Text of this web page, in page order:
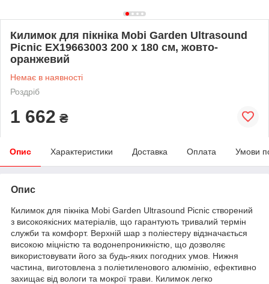
Килимок для пікніка Mobi Garden Ultrasound
Picnic EX19663003 200 х 180 см, жовто-
оранжевий
Немає в наявності
Роздріб
1 662 ₴
Опис Характеристики Доставка Оплата Умови
Опис
Килимок для пікніка Mobi Garden Ultrasound Picnic створений
з високоякісних матеріалів, що гарантують тривалий термін
служби та комфорт. Верхній шар з поліестеру відзначається
високою міцністю та водонепроникністю, що дозволяє
використовувати його за будь-яких погодних умов. Нижня
частина, виготовлена з поліетиленового алюмінію, ефективно
захищає від вологи та мокрої трави. Килимок легко